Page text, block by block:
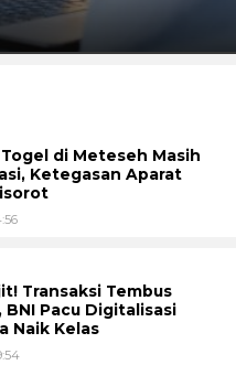
di Meteseh Masih
Ketegasan Aparat
Transaksi Tembus
BNI Pacu Digitalisasi
Naik Kelas